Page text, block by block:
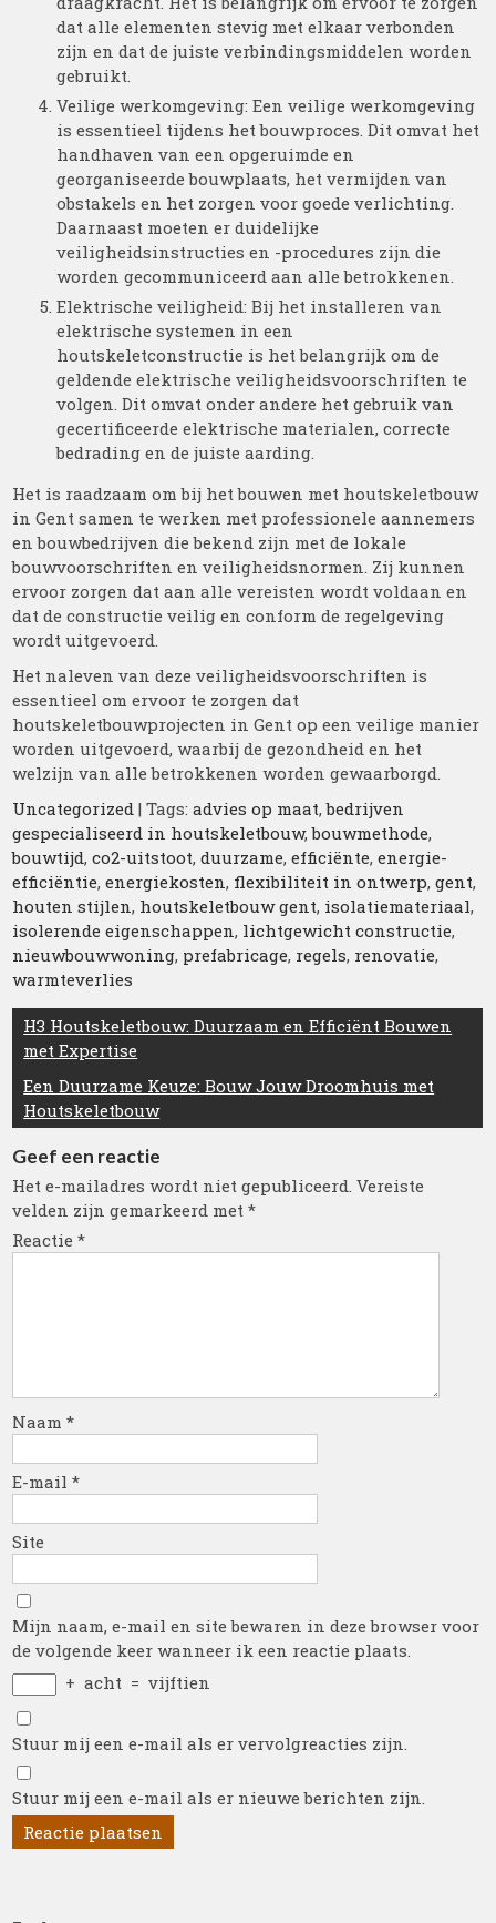
dat alle elementen stevig met elkaar verbonden
zijn en dat de juiste verbindingsmiddelen worden
gebruikt.
Veilige werkomgeving: Een veilige werkomgeving
is essentieel tijdens het bouwproces. Dit omvat het
handhaven van een opgeruimde en
georganiseerde bouwplaats, het vermijden van
obstakels en het zorgen voor goede verlichting.
Daarnaast moeten er duidelijke
veiligheidsinstructies en -procedures zijn die
worden gecommuniceerd aan alle betrokkenen.
Elektrische veiligheid: Bij het installeren van
elektrische systemen in een
houtskeletconstructie is het belangrijk om de
geldende elektrische veiligheidsvoorschriften te
volgen. Dit omvat onder andere het gebruik van
gecertificeerde elektrische materialen, correcte
bedrading en de juiste aarding.
Het is raadzaam om bij het bouwen met houtskeletbouw
in Gent samen te werken met professionele aannemers
en bouwbedrijven die bekend zijn met de lokale
bouwvoorschriften en veiligheidsnormen. Zij kunnen
ervoor zorgen dat aan alle vereisten wordt voldaan en
dat de constructie veilig en conform de regelgeving
wordt uitgevoerd.
Het naleven van deze veiligheidsvoorschriften is
essentieel om ervoor te zorgen dat
houtskeletbouwprojecten in Gent op een veilige manier
worden uitgevoerd, waarbij de gezondheid en het
welzijn van alle betrokkenen worden gewaarborgd.
Uncategorized | Tags:advies op maat,bedrijven
gespecialiseerd in houtskeletbouw,bouwmethode,
bouwtijd,co2-uitstoot,duurzame,efficiënte,energie-
efficiëntie,energiekosten, flexibiliteit in ontwerp,gent,
houten stijlen, houtskeletbouw gent, isolatiemateriaal,
isolerende eigenschappen, lichtgewicht constructie,
nieuwbouwwoning, prefabricage, regels, renovatie,
warmteverlies
Berichtnavigatie
H3 Houtskeletbouw: Duurzaam en Efficiënt Bouwen
met Expertise
Een Duurzame Keuze: Bouw Jouw Droomhuis met
Houtskeletbouw
Geef een reactie
Het e-mailadres wordt niet gepubliceerd. Vereiste
velden zijn gemarkeerd met*
Reactie*
Naam*
E-mail*
Site
Mijn naam, e-mail en site bewaren in deze browser voor
de volgende keer wanneer ik een reactie plaats.
+ acht = vijftien
Stuur mij een e-mail als er vervolgreacties zijn.
Stuur mij een e-mail als er nieuwe berichten zijn.